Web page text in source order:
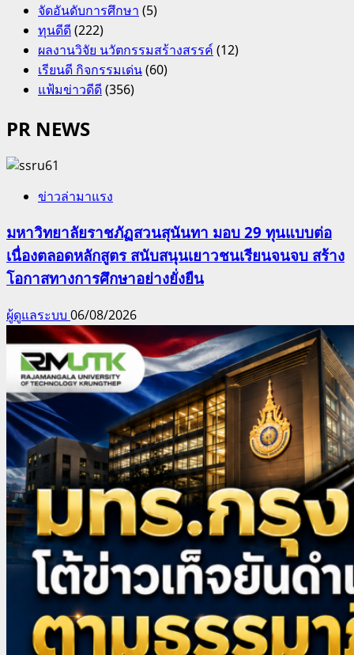
จัดอันดับการศึกษา (5)
ทุนดีดี(222)
ผลงานวิจัย นวัตกรรมสร้างสรรค์(12)
เรียนดี กิจกรรมเด่น(60)
แฟ้มข่าวดีดี(356)
PR NEWS
ข่าวล่ามาแรง
มหาวิทยาลัยราชภัฏสวนสุนันทา มอบ 29 ทุนแบบต่อ
เนื่องตลอดหลักสูตร สนับสนุนเยาวชนเรียนจนจบ สร้าง
โอกาสทางการศึกษาอย่างยั่งยืน
ผู้ดูแลระบบ 06/08/2026